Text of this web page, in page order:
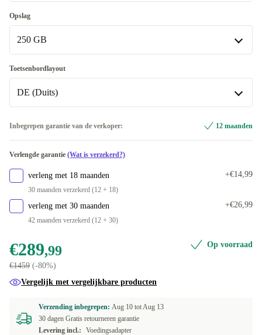
8.0 GB
Beschikbaar in andere configuraties
16.0 GB
Opslag
250 GB
250 GB
Beschikbaar in andere configuraties
256 GB
Toetsenbordlayout
DE (Duits)
Beschikbaar in andere configuraties
ES (Spaans)
FR (Frans)
IT (Italiaans) -€29,99
ND (Noords)
PL (Pools)
Inbegrepen garantie van de verkoper: 12 maanden
Verlengde garantie (Wat is verzekerd?)
verleng met 18 maanden
30 maanden verzekerd (12 + 18)
+€14,99
verleng met 30 maanden
42 maanden verzekerd (12 + 30)
+€26,99
€289,99
€1459 (-80%)
Op voorraad
Vergelijk met vergelijkbare producten
Verzending inbegrepen: Aug 10 totAug 13
30 dagen Gratis retourneren garantie
Levering incl.:
Voedingsadapter